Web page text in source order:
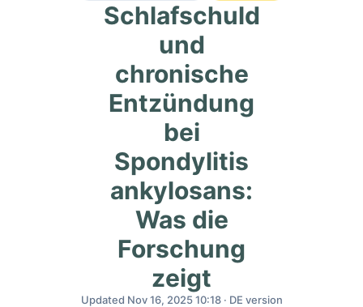
Schlafschuld
und
chronische
Entzündung
bei
Spondylitis
ankylosans:
Was die
Forschung
zeigt
Updated Nov 16, 2025 10:18 · DE version